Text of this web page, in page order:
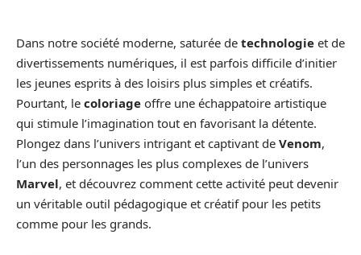
Dans notre société moderne, saturée de technologie et de
divertissements numériques, il est parfois difficile d’initier
les jeunes esprits à des loisirs plus simples et créatifs.
Pourtant, le coloriage offre une échappatoire artistique
qui stimule l’imagination tout en favorisant la détente.
Plongez dans l’univers intrigant et captivant de Venom,
l’un des personnages les plus complexes de l’univers
Marvel, et découvrez comment cette activité peut devenir
un véritable outil pédagogique et créatif pour les petits
comme pour les grands.